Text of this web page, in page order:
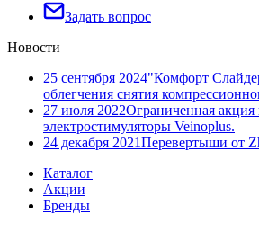
Задать вопрос
Новости
25 сентября 2024"Комфорт
облегчения снятия
27 июля 2022Ограниченная
электростимуляторы Veinoplus.
24 декабря 2021Перевертыши от
Каталог
Акции
Бренды